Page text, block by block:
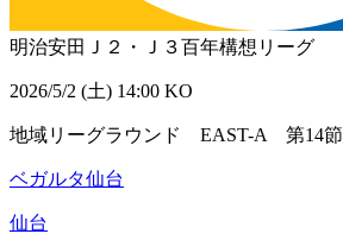
明治安田Ｊ２・Ｊ３百年構想リーグ
2026/5/2 (土) 14:00 KO
地域リーグラウンド EAST-A 第14節
ベガルタ仙台
仙台